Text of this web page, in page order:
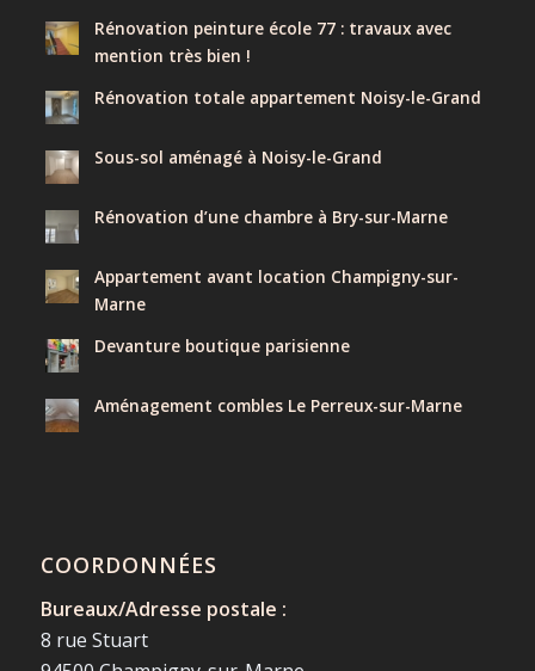
Rénovation peinture école 77 : travaux avec
mention très bien !
Rénovation totale appartement Noisy-le-Grand
Sous-sol aménagé à Noisy-le-Grand
Rénovation d’une chambre à Bry-sur-Marne
Appartement avant location Champigny-sur-
Marne
Devanture boutique parisienne
Aménagement combles Le Perreux-sur-Marne
COORDONNÉES
Bureaux/Adresse postale :
8 rue Stuart